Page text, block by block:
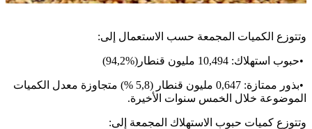
وتتوزع الكميات المجمعة حسب الاستعمال إلى:
•حبوب استهلاك: 10,494 مليون قنطار (94,2%)
•
بذور ممتازة: 0,647 مليون قنطار (5,8 %) متجاوزة معدل الكميات
الموضوعة خلال الخمس سنوات الأخيرة.
وتتوزع كميات حبوب الاستهلاك المجمعة إلى: